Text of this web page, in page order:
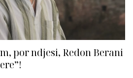
por ndjesi, Redon Berani